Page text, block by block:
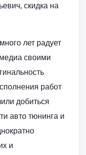
скидка на
лет радует
своими
работ
добиться
авто тюнинга и
и